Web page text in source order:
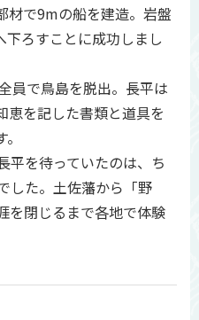
材で9mの船を建造。岩盤
下ろすことに成功しまし
員で鳥島を脱出。長平は
恵を記した書類と道具を
平を待っていたのは、ち
した。土佐藩から「野
を閉じるまで各地で体験